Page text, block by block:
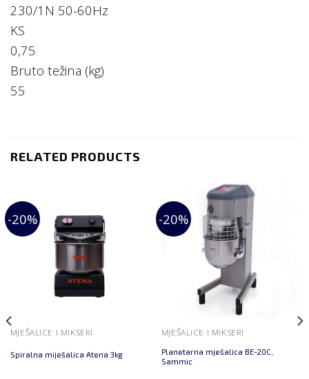
230/1N 50-60Hz
KS
0,75
Bruto težina (kg)
55
RELATED PRODUCTS
-20%
MJEŠALICE I MIKSERI
Spiralna miješalica Atena 3kg
-20%
MJEŠALICE I MIKSERI
Planetarna mješalica BE-20C,
Sammic